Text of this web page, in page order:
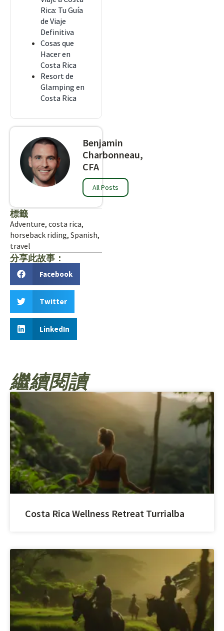
Rica: Tu Guía
de Viaje
Definitiva
Cosas que
Hacer en
Costa Rica
Resort de
Glamping en
Costa Rica
Benjamin
Charbonneau,
CFA
All Posts
標籤
Adventure, costa rica,
horseback riding, Spanish,
travel
分享此故事：
Facebook
Twitter
LinkedIn
繼續閱讀
Costa Rica Wellness Retreat Turrialba